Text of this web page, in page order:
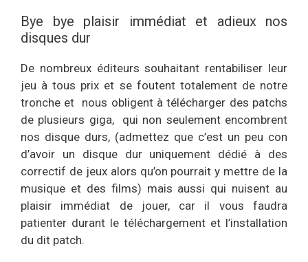
Bye bye plaisir immédiat et adieux nos
disques dur
De nombreux éditeurs souhaitant rentabiliser leur
jeu à tous prix et se foutent totalement de notre
tronche et nous obligent à télécharger des patchs
de plusieurs giga, qui non seulement encombrent
nos disque durs, (admettez que c’est un peu con
d’avoir un disque dur uniquement dédié à des
correctif de jeux alors qu’on pourrait y mettre de la
musique et des films) mais aussi qui nuisent au
plaisir immédiat de jouer, car il vous faudra
patienter durant le téléchargement et l’installation
du dit patch.